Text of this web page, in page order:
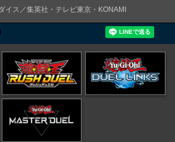
イス／集英社・テレビ東京・KONAMI